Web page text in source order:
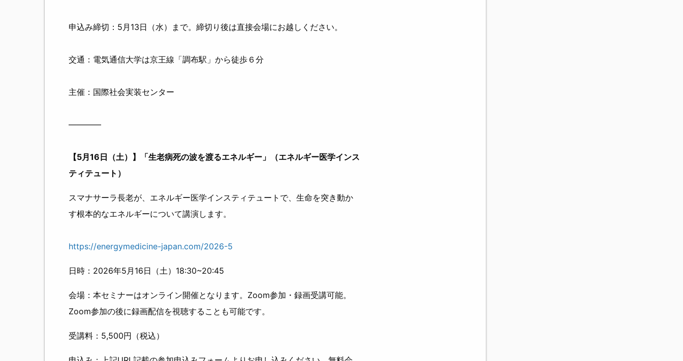
申込み締切：5月13日（水）まで。締切り後は直接会場にお越しください。
交通：電気通信大学は京王線「調布駅」から徒歩６分
主催：国際社会実装センター
————
【5月16日（土）】「生老病死の波を渡るエネルギー」（エネルギー医学インス
ティテュート）
スマナサーラ長老が、エネルギー医学インスティテュートで、生命を突き動か
す根本的なエネルギーについて講演します。
https://energymedicine-japan.com/2026-5
日時：2026年5月16日（土）18:30~20:45
会場：本セミナーはオンライン開催となります。Zoom参加・録画受講可能。
Zoom参加の後に録画配信を視聴することも可能です。
受講料：5,500円（税込）